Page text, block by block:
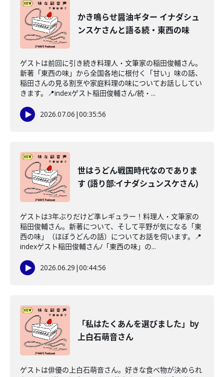
かき鳴らせ醤油ギター イナダシュ
ンスケさんと語る続・東西の味
ゲストは前回に引き続き料理人・文筆家の稲田俊輔さん。
新著「東西の味」から全国各地に根付く「甘い」味の話、
稲田さんの見る割烹や家庭料理の味についてお話ししてい
きます。📍indexゲスト稲田俊輔さん/続・...
2026.07.06 |00:35:56
世はうどん戦国時代なのでありま
す (語り部:イナダシュンスケさん)
ゲストは3年ぶりだけど準レギュラー！料理人・文筆家の
稲田俊輔さん。新著について、そして平野が気になる「東
西の味」（ほぼうどんの話）についてお話を伺います。📍
indexゲスト稲田俊輔さん/「東西の味」の...
2026.06.29 |00:44:56
「私はたくあんを選びました」by
上白石萌音さん
ゲストは俳優の上白石萌音さん。好きな食べ物が決められ